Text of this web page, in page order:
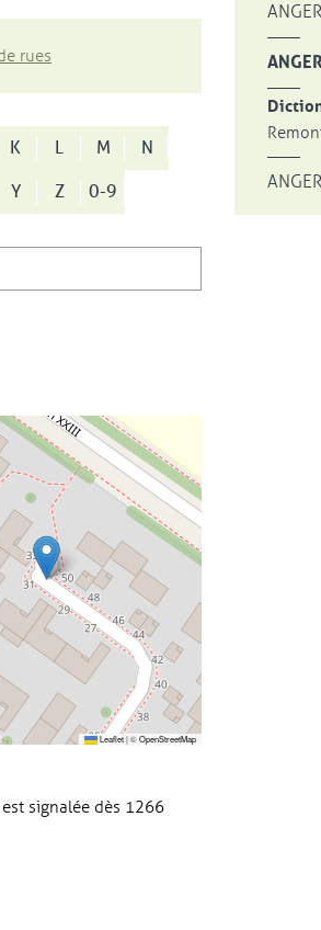
rues
K L M
N
Y Z 0-9
Leaflet|©OpenStreetMap
signalée dès 1266